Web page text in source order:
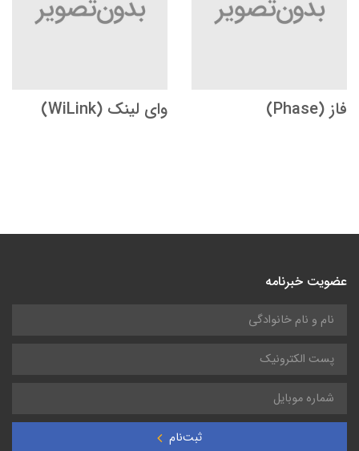
فاز (Phase) وای لینک (WiLink)
عضویت خبرنامه
ثبت‌نام